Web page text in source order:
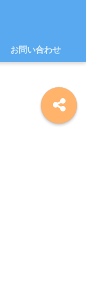
お問い合わせ